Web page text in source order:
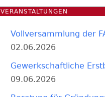
VERANSTALTUNGEN
Vollversammlung der
02.06.2026
Gewerkschaftliche
09.06.2026